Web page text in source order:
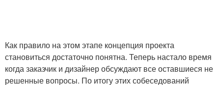
Как правило на этом этапе концепция проекта
становиться достаточно понятна. Теперь настало время
когда заказчик и дизайнер обсуждают все оставшиеся не
решенные вопросы. По итогу этих собеседований